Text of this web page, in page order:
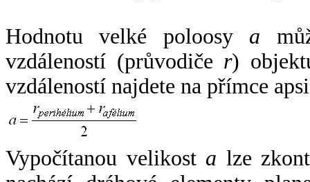
Hodnotu velké poloosy a
vzdáleností (průvodiče r)
vzdáleností najdete na přímce
Vypočítanou velikost a lze